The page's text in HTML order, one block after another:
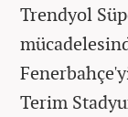
Trendyol
Terim